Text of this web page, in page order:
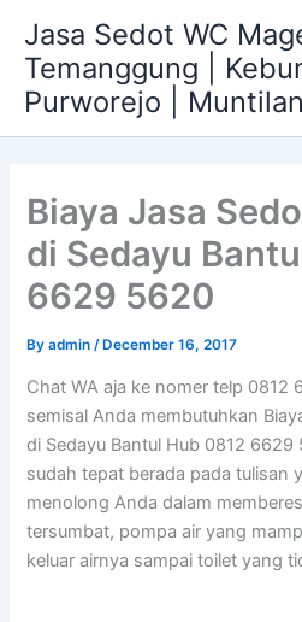
content
Jasa Sedot WC
Temanggung |
Purworejo | Muntilan
Biaya Jasa
di Sedayu
6629 5620
Byadmin/ December 16, 2017
Chat WA aja ke nomer telp
semisal Anda membutuhkan
di Sedayu Bantul Hub 0812 6629
sudah tepat berada pada tulisan
menolong Anda dalam
tersumbat, pompa air yang
keluar airnya sampai toilet yang